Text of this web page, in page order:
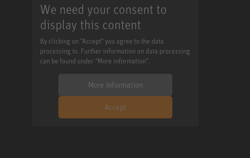
We need your consent to
display this content
By clicking on "Accept" you agree to the data
processing to. Further information on data processing
can be found under "More information".
More information
Accept